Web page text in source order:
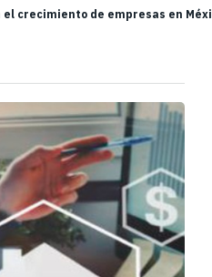
crecimiento de empresas en